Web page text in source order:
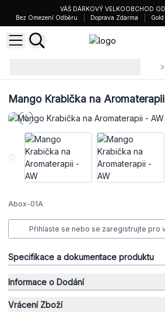
VÁŠ DÁRKOVÝ VELKOOBCHOD
Bez Omezení Odběru
Doprava Zdarma
Mango Krabička na
Abox-01A
Přihlaste se nebo se zaregistrujte pro
Specifikace a dokumentace produktu
Informace o Dodání
Vrácení Zboží